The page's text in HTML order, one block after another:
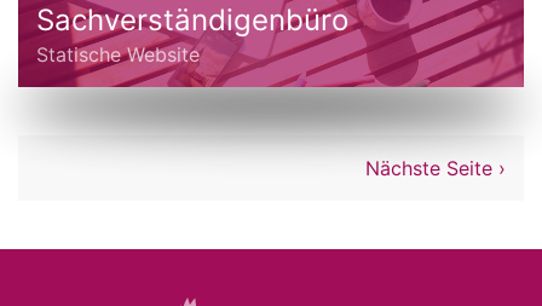
Sachverständigenbüro
Statische Website
Nächste Seite ›